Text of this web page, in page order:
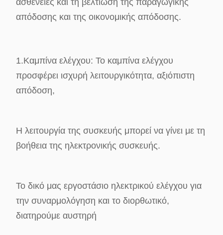
ασθένειες και τη βελτίωση της παραγωγικής
απόδοσης και της οικονομικής απόδοσης.
1.Καμπίνα ελέγχου: Το καμπίνα ελέγχου
προσφέρει ισχυρή λειτουργικότητα, αξιόπιστη
απόδοση,
Η λειτουργία της συσκευής μπορεί να γίνει με τη
βοήθεια της ηλεκτρονικής συσκευής.
Το δικό μας εργοστάσιο ηλεκτρικού ελέγχου για
την συναρμολόγηση και το διορθωτικό,
διατηρούμε αυστηρή